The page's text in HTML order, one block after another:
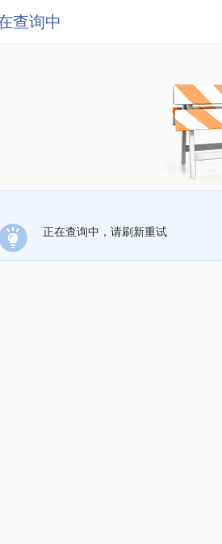
查询中
正在查询中，请刷新重试